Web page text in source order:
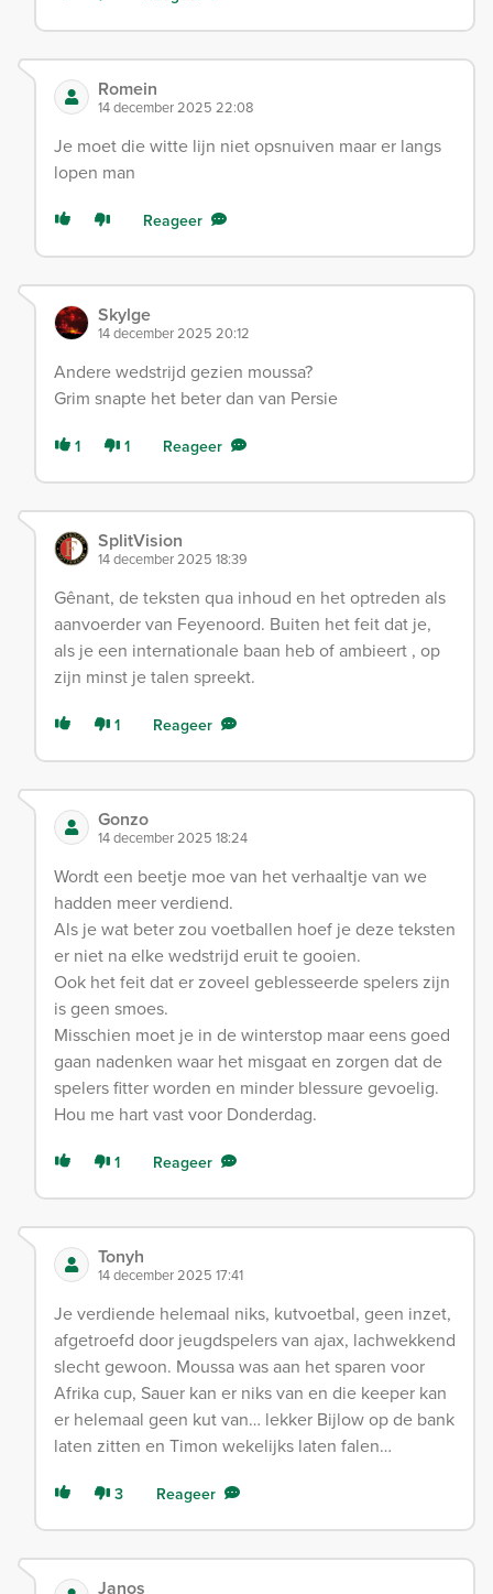
Romein
14 december 2025 22:08
Je moet die witte lijn niet opsnuiven maar er langs
lopen man
Reageer
Skylge
14 december 2025 20:12
Andere wedstrijd gezien moussa?
Grim snapte het beter dan van Persie
1 1 Reageer
SplitVision
14 december 2025 18:39
Gênant, de teksten qua inhoud en het optreden als
aanvoerder van Feyenoord. Buiten het feit dat je,
als je een internationale baan heb of ambieert , op
zijn minst je talen spreekt.
1 Reageer
Gonzo
14 december 2025 18:24
Wordt een beetje moe van het verhaaltje van we
hadden meer verdiend.
Als je wat beter zou voetballen hoef je deze teksten
er niet na elke wedstrijd eruit te gooien.
Ook het feit dat er zoveel geblesseerde spelers zijn
is geen smoes.
Misschien moet je in de winterstop maar eens goed
gaan nadenken waar het misgaat en zorgen dat de
spelers fitter worden en minder blessure gevoelig.
Hou me hart vast voor Donderdag.
1 Reageer
Tonyh
14 december 2025 17:41
Je verdiende helemaal niks, kutvoetbal, geen inzet,
afgetroefd door jeugdspelers van ajax, lachwekkend
slecht gewoon. Moussa was aan het sparen voor
Afrika cup, Sauer kan er niks van en die keeper kan
er helemaal geen kut van… lekker Bijlow op de bank
laten zitten en Timon wekelijks laten falen…
3 Reageer
Janos